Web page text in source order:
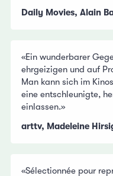
Daily Movies, Alain
«Ein wunderbarer
ehrgeizigen und auf
Man kann sich im
eine entschleunigte,
einlassen.»
arttv, Madeleine
«Sélectionnée pour